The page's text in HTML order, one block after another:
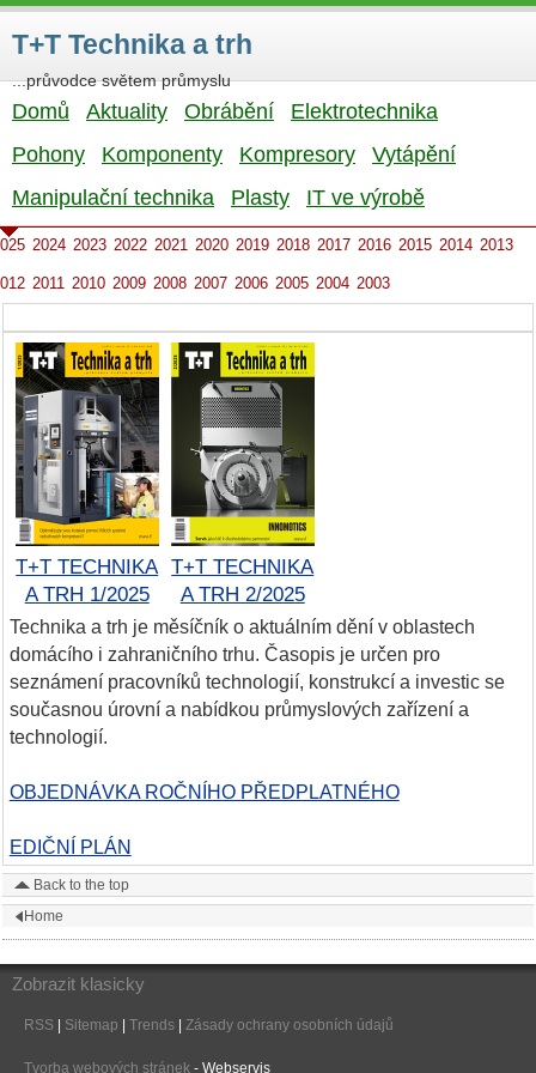
T+T Technika a trh
...průvodce světem průmyslu
Domů Aktuality Obrábění
Elektrotechnika
Pohony
Komponenty Kompresory
Vytápění
Manipulační technika
Plasty IT ve výrobě
2024 2023 2022 2021 2020 2019 2018 2017 2016 2015 2014 2013
2011 2010 2009 2008 2007 2006 2005 2004 2003
T+T TECHNIKA
A TRH 1/2025
T+T TECHNIKA
A TRH 2/2025
Technika a trh je měsíčník o aktuálním dění v oblastech
domácího i zahraničního trhu. Časopis je určen pro
seznámení pracovníků technologií, konstrukcí a investic se
současnou úrovní a nabídkou průmyslových zařízení a
technologií.
OBJEDNÁVKA ROČNÍHO PŘEDPLATNÉHO
EDIČNÍ PLÁN
Back to the top
Home
Zobrazit klasicky
RSS| Sitemap Trends| Zásady ochrany osobních údajů
Tvorba webových stránek- Webservis